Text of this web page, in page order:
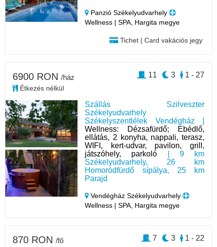
Panzió Székelyudvarhely
Wellness | SPA, Hargita megye
Tichet | Card vakációs jegy
Szállás Szilveszter
Székelyudvarhely
Székelyszentlélek Vendégház |
Wellness: Dézsafürdő; Ebédlő,
ellátás, 2 konyha, nappali, terasz,
WIFI, kert-udvar, pavilon, grill,
játszóhely, parkoló | 9 km
Székelyudvarhely, 26 km
Homoródfürdő sípálya, 25 km
Parajd
Vendégház Székelyudvarhely
Wellness | SPA, Hargita megye
6900 RON /ház
Étkezés nélkül
1 - 27
3
11
870 RON /fő 1 - 22
3
7